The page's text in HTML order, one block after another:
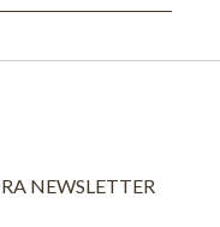
NEWSLETTER